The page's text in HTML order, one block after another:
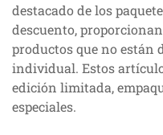
destacado de los
descuento,
productos que no están
individual. Estos
edición limitada,
especiales.